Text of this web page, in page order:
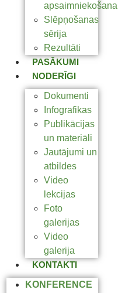
apsaimniekošana
Slēpņošanas
sērija
Rezultāti
PASĀKUMI
NODERĪGI
Dokumenti
Infografikas
Publikācijas
un materiāli
Jautājumi un
atbildes
Video
lekcijas
Foto
galerijas
Video
galerija
KONTAKTI
KONFERENCE